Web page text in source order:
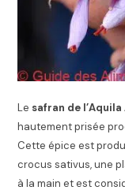
Le safran de l’Aquila
hautement prisée
Cette épice est
crocus sativus, une
à la main et est